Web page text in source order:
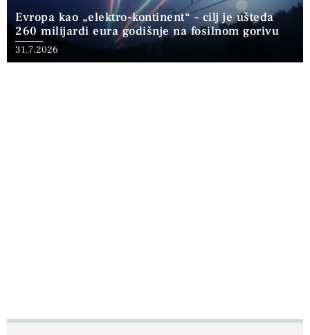
Evropa kao „elektro-kontinent“ – cilj je ušteda
260 milijardi eura godišnje na fosilnom gorivu
31.7.2026